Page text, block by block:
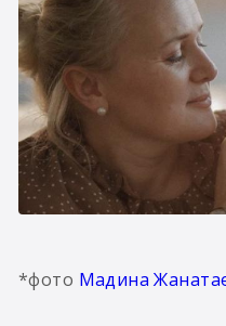
*фото Мадина